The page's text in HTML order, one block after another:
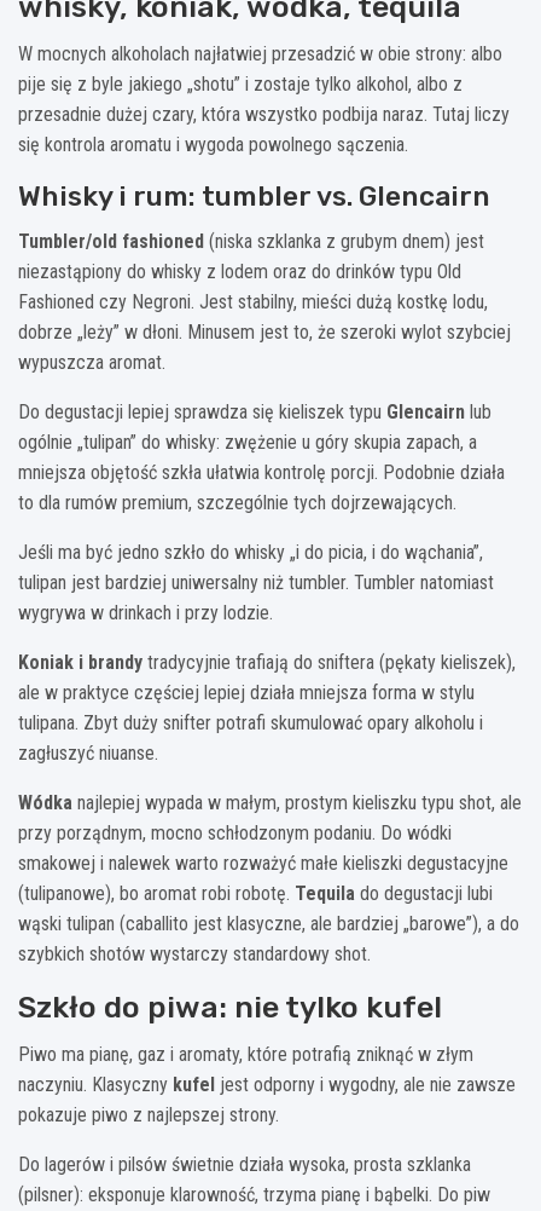
W mocnych alkoholach najłatwiej przesadzić w obie strony: albo
pije się z byle jakiego „shotu” i zostaje tylko alkohol, albo z
przesadnie dużej czary, która wszystko podbija naraz. Tutaj liczy
się kontrola aromatu i wygoda powolnego sączenia.
Whisky i rum: tumbler vs. Glencairn
Tumbler/old fashioned (niska szklanka z grubym dnem) jest
niezastąpiony do whisky z lodem oraz do drinków typu Old
Fashioned czy Negroni. Jest stabilny, mieści dużą kostkę lodu,
dobrze „leży” w dłoni. Minusem jest to, że szeroki wylot szybciej
wypuszcza aromat.
Do degustacji lepiej sprawdza się kieliszek typu Glencairn lub
ogólnie „tulipan” do whisky: zwężenie u góry skupia zapach, a
mniejsza objętość szkła ułatwia kontrolę porcji. Podobnie działa
to dla rumów premium, szczególnie tych dojrzewających.
Jeśli ma być jedno szkło do whisky „i do picia, i do wąchania”,
tulipan jest bardziej uniwersalny niż tumbler. Tumbler natomiast
wygrywa w drinkach i przy lodzie.
Koniak i brandy tradycyjnie trafiają do sniftera (pękaty kieliszek),
ale w praktyce częściej lepiej działa mniejsza forma w stylu
tulipana. Zbyt duży snifter potrafi skumulować opary alkoholu i
zagłuszyć niuanse.
Wódka najlepiej wypada w małym, prostym kieliszku typu shot, ale
przy porządnym, mocno schłodzonym podaniu. Do wódki
smakowej i nalewek warto rozważyć małe kieliszki degustacyjne
(tulipanowe), bo aromat robi robotę. Tequila do degustacji lubi
wąski tulipan (caballito jest klasyczne, ale bardziej „barowe”), a do
szybkich shotów wystarczy standardowy shot.
Szkło do piwa: nie tylko kufel
Piwo ma pianę, gaz i aromaty, które potrafią zniknąć w złym
naczyniu. Klasyczny kufel jest odporny i wygodny, ale nie zawsze
pokazuje piwo z najlepszej strony.
Do lagerów i pilsów świetnie działa wysoka, prosta szklanka
(pilsner): eksponuje klarowność, trzyma pianę i bąbelki. Do piw